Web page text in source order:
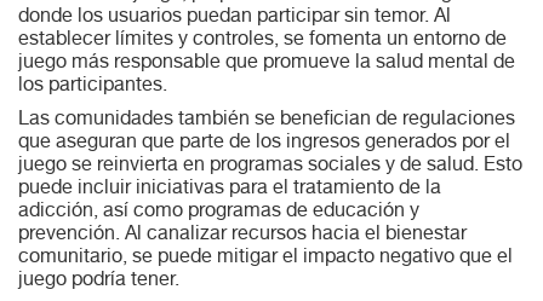
donde los usuarios puedan participar sin temor. Al
establecer límites y controles, se fomenta un entorno de
juego más responsable que promueve la salud mental de
los participantes.
Las comunidades también se benefician de regulaciones
que aseguran que parte de los ingresos generados por el
juego se reinvierta en programas sociales y de salud. Esto
puede incluir iniciativas para el tratamiento de la
adicción, así como programas de educación y
prevención. Al canalizar recursos hacia el bienestar
comunitario, se puede mitigar el impacto negativo que el
juego podría tener.